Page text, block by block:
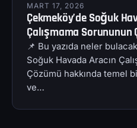
MART 17, 2026
Çekmeköy’de Soğuk
Çalışmama Sorununun
📌 Bu yazıda neler
Soğuk Havada Aracın
Çözümü hakkında temel
ve…